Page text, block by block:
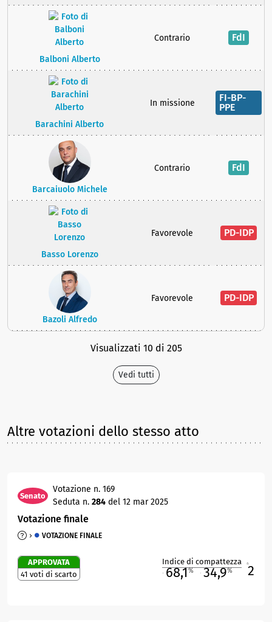
Balboni Alberto
Contrario FdI
Barachini Alberto
In missione
FI-BP-
PPE
Barcaiuolo Michele
Contrario FdI
Basso Lorenzo
Favorevole PD-IDP
Bazoli Alfredo
Favorevole PD-IDP
Visualizzati 10 di 205
Vedi tutti
Altre votazioni dello stesso atto
Senato
Votazione n. 169
Seduta n. 284 del 12 mar 2025
Votazione finale
VOTAZIONE FINALE
APPROVATA
41 voti di scarto
Indice di compattezza
68,1% 34,9% 2